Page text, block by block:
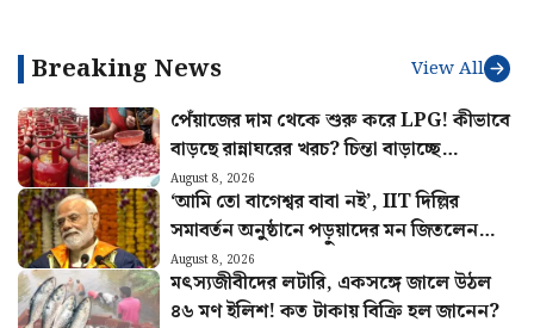
Breaking News View All
পেঁয়াজের দাম থেকে শুরু করে LPG! কীভাবে
বাড়ছে রান্নাঘরের খরচ? চিন্তা বাড়াচ্ছে
পরিসংখ্যান
August 8, 2026
‘আমি তো বাগেশ্বর বাবা নই’, IIT দিল্লির
সমাবর্তন অনুষ্ঠানে পড়ুয়াদের মন জিতলেন
মোদী, দিলেন বিশেষ বার্তা
August 8, 2026
মৎস্যজীবীদের লটারি, একসঙ্গে জালে উঠল
৪৬ মণ ইলিশ! কত টাকায় বিক্রি হল জানেন?